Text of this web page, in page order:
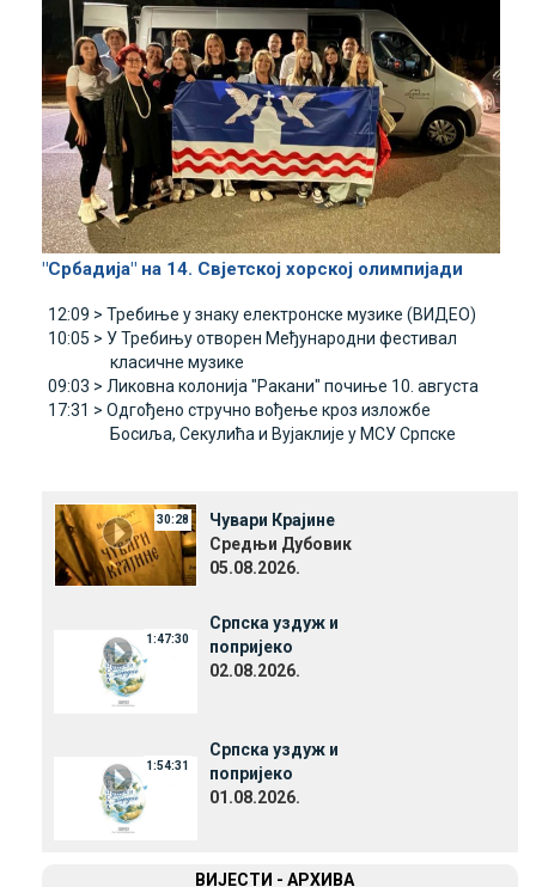
"Србадија" на 14. Свјетској хорској олимпијади
12:09 > Требиње у знаку електронске музике (ВИДЕО)
10:05 > У Требињу отворен Међународни фестивал
класичне музике
09:03 > Ликовна колонија "Ракани" почиње 10. августа
17:31 > Одгођено стручно вођење кроз изложбе
Босиља, Секулића и Вујаклије у МСУ Српске
30:28
Чувари Крајине
Средњи Дубовик
05.08.2026.
1:47:30
Српска уздуж и
попријеко
02.08.2026.
1:54:31
Српска уздуж и
попријеко
01.08.2026.
ВИЈЕСТИ - АРХИВА